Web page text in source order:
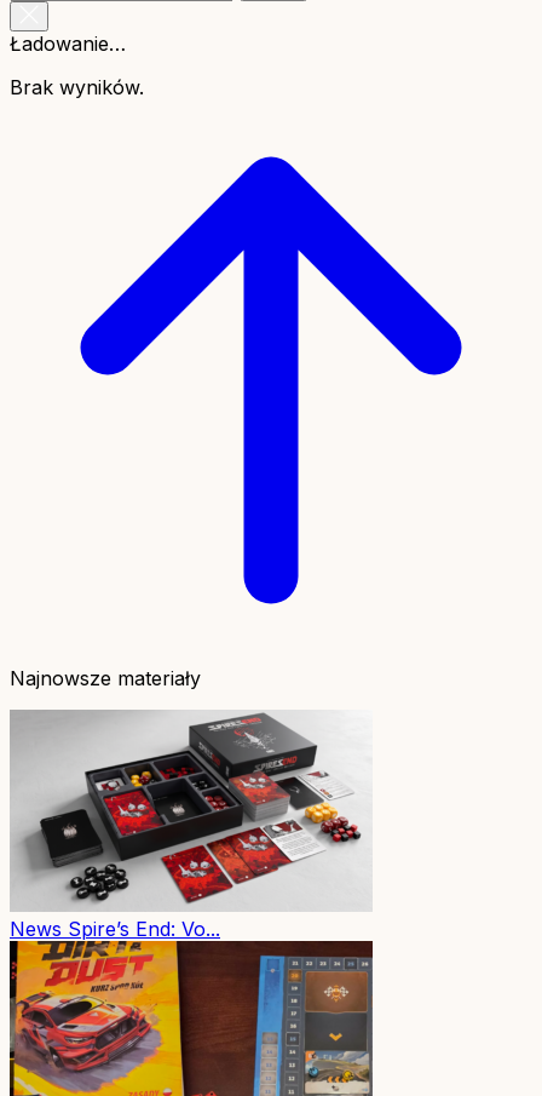
Ładowanie…
Brak wyników.
Najnowsze materiały
News Spire’s End: Vo...